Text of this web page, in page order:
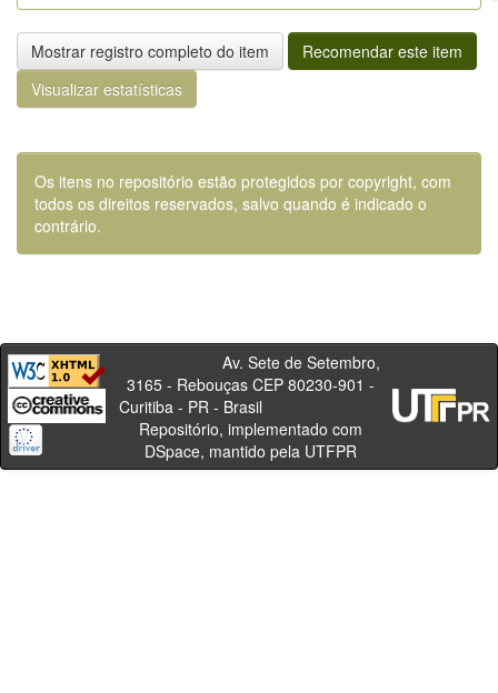
Mostrar registro completo do item
Recomendar este item
Visualizar estatísticas
Os itens no repositório estão protegidos por copyright, com
todos os direitos reservados, salvo quando é indicado o
contrário.
Av. Sete de Setembro,
3165 - Rebouças CEP 80230-901 -
Curitiba - PR - Brasil
Repositório, implementado com
DSpace, mantido pela UTFPR